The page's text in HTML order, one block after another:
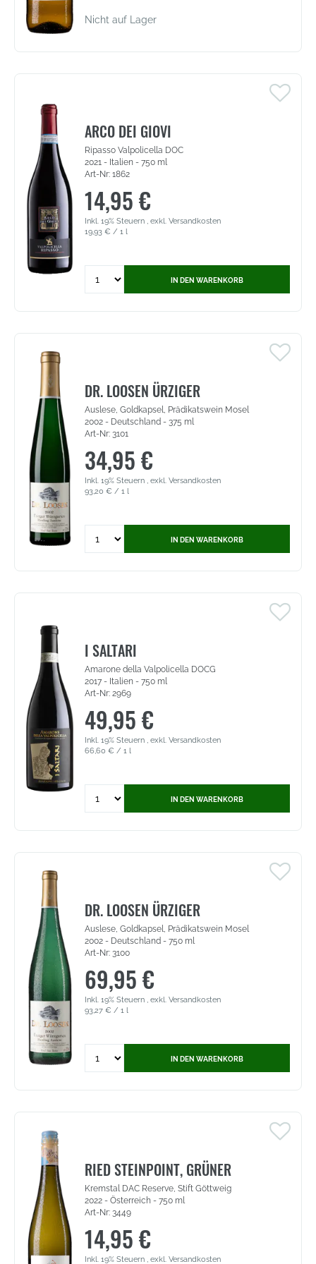
Nicht auf Lager
ARCO DEI GIOVI
Ripasso Valpolicella DOC
2021 - Italien - 750 ml
Art-Nr: 1862
14,95 €
Inkl. 19% Steuern , exkl. Versandkosten
19,93 € / 1 l
for
dei
DOC
(1862)
IN DEN WARENKORB
DR. LOOSEN ÜRZIGER
Auslese, Goldkapsel, Prädikatswein Mosel
2002 - Deutschland - 375 ml
Art-Nr: 3101
34,95 €
Inkl. 19% Steuern , exkl. Versandkosten
93,20 € / 1 l
for
Loosen
Goldkapsel,
Prädikatswein
Mosel
(3101)
IN DEN WARENKORB
I SALTARI
Amarone della Valpolicella DOCG
2017 - Italien - 750 ml
Art-Nr: 2969
49,95 €
Inkl. 19% Steuern , exkl. Versandkosten
66,60 € / 1 l
for
Saltari
DOCG
(2969)
IN DEN WARENKORB
DR. LOOSEN ÜRZIGER
Auslese, Goldkapsel, Prädikatswein Mosel
2002 - Deutschland - 750 ml
Art-Nr: 3100
69,95 €
Inkl. 19% Steuern , exkl. Versandkosten
93,27 € / 1 l
for
Loosen
Goldkapsel,
Prädikatswein
Mosel
(3100)
IN DEN WARENKORB
RIED STEINPOINT, GRÜNER
Kremstal DAC Reserve, Stift Göttweig
2022 - Österreich - 750 ml
Art-Nr: 3449
14,95 €
Inkl. 19% Steuern , exkl. Versandkosten